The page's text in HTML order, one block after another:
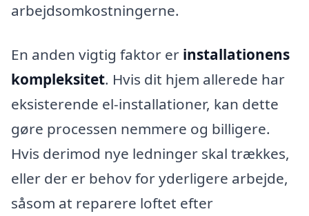
arbejdsomkostningerne.
En anden vigtig faktor er installationens
kompleksitet. Hvis dit hjem allerede har
eksisterende el-installationer, kan dette
gøre processen nemmere og billigere.
Hvis derimod nye ledninger skal trækkes,
eller der er behov for yderligere arbejde,
såsom at reparere loftet efter